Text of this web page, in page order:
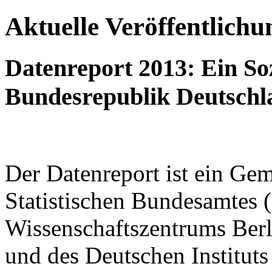
Aktuelle
Datenreport 2013: Ein
Bundesrepublik
Der Datenreport ist ein
Statistischen Bundesamtes
Wissenschaftszentrums
und des Deutschen